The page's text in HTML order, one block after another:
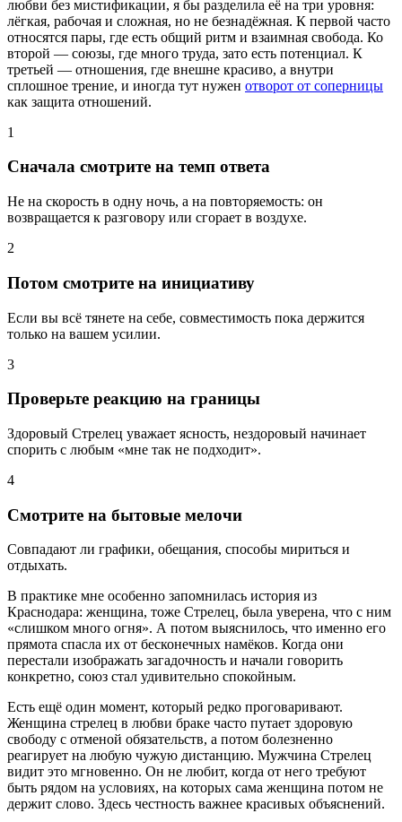
любви без мистификации, я бы разделила её на три уровня:
лёгкая, рабочая и сложная, но не безнадёжная. К первой часто
относятся пары, где есть общий ритм и взаимная свобода. Ко
второй — союзы, где много труда, зато есть потенциал. К
третьей — отношения, где внешне красиво, а внутри
сплошное трение, и иногда тут нужен отворот от соперницы
как защита отношений.
1
Сначала смотрите на темп ответа
Не на скорость в одну ночь, а на повторяемость: он
возвращается к разговору или сгорает в воздухе.
2
Потом смотрите на инициативу
Если вы всё тянете на себе, совместимость пока держится
только на вашем усилии.
3
Проверьте реакцию на границы
Здоровый Стрелец уважает ясность, нездоровый начинает
спорить с любым «мне так не подходит».
4
Смотрите на бытовые мелочи
Совпадают ли графики, обещания, способы мириться и
отдыхать.
В практике мне особенно запомнилась история из
Краснодара: женщина, тоже Стрелец, была уверена, что с ним
«слишком много огня». А потом выяснилось, что именно его
прямота спасла их от бесконечных намёков. Когда они
перестали изображать загадочность и начали говорить
конкретно, союз стал удивительно спокойным.
Есть ещё один момент, который редко проговаривают.
Женщина стрелец в любви браке часто путает здоровую
свободу с отменой обязательств, а потом болезненно
реагирует на любую чужую дистанцию. Мужчина Стрелец
видит это мгновенно. Он не любит, когда от него требуют
быть рядом на условиях, на которых сама женщина потом не
держит слово. Здесь честность важнее красивых объяснений.